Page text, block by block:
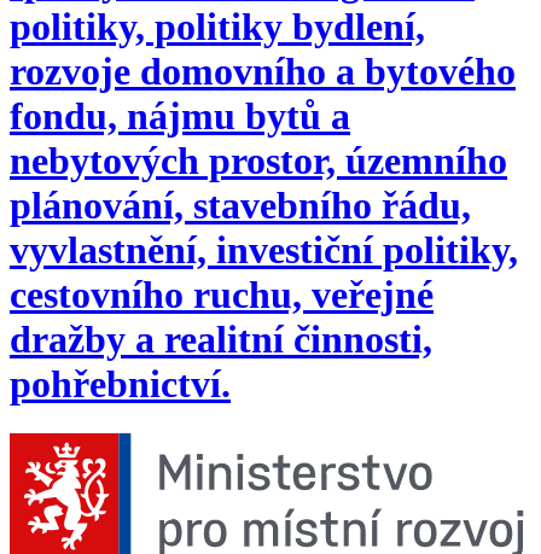
politiky, politiky bydlení,
rozvoje domovního a bytového
fondu, nájmu bytů a
nebytových prostor, územního
plánování, stavebního řádu,
vyvlastnění, investiční politiky,
cestovního ruchu, veřejné
dražby a realitní činnosti,
pohřebnictví.